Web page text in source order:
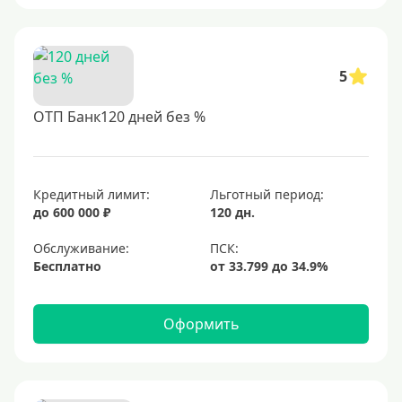
5
ОТП Банк120 дней без %
Кредитный лимит:
до 600 000 ₽
Льготный период:
120 дн.
Обслуживание:
Бесплатно
Оформить